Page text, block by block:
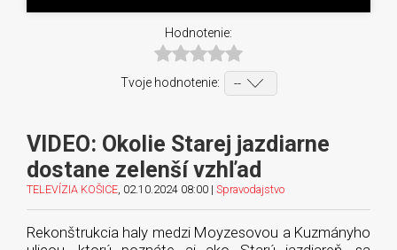
Hodnotenie:
Tvoje hodnotenie:
VIDEO: Okolie Starej jazdiarne
dostane zelenší vzhľad
TELEVÍZIA KOŠICE , 02.10.2024 08:00 | Spravodajstvo
Rekonštrukcia haly medzi Moyzesovou a Kuzmányho